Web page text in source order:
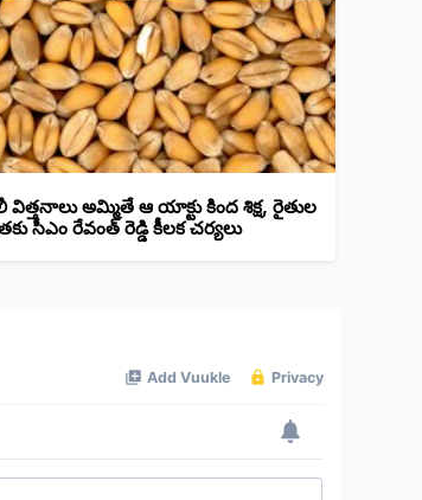
విత్తనాలు అమ్మితే ఆ యాక్టు కింద శిక్ష, రైతుల
సీఎం రేవంత్ రెడ్డి కీలక చర్యలు